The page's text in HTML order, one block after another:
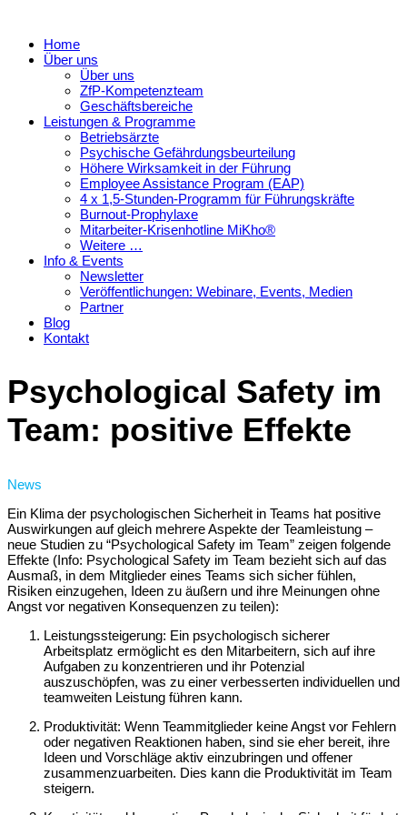
Home
Über uns
Über uns
ZfP-Kompetenzteam
Geschäftsbereiche
Leistungen & Programme
Betriebsärzte
Psychische Gefährdungsbeurteilung
Höhere Wirksamkeit in der Führung
Employee Assistance Program (EAP)
4 x 1,5-Stunden-Programm für Führungskräfte
Burnout-Prophylaxe
Mitarbeiter-Krisenhotline MiKho®
Weitere …
Info & Events
Newsletter
Veröffentlichungen: Webinare, Events, Medien
Partner
Blog
Kontakt
Psychological Safety im
Team: positive Effekte
News
Ein Klima der psychologischen Sicherheit in Teams hat positive
Auswirkungen auf gleich mehrere Aspekte der Teamleistung –
neue Studien zu “Psychological Safety im Team” zeigen folgende
Effekte (Info: Psychological Safety im Team bezieht sich auf das
Ausmaß, in dem Mitglieder eines Teams sich sicher fühlen,
Risiken einzugehen, Ideen zu äußern und ihre Meinungen ohne
Angst vor negativen Konsequenzen zu teilen):
Leistungssteigerung: Ein psychologisch sicherer
Arbeitsplatz ermöglicht es den Mitarbeitern, sich auf ihre
Aufgaben zu konzentrieren und ihr Potenzial
auszuschöpfen, was zu einer verbesserten individuellen und
teamweiten Leistung führen kann.
Produktivität: Wenn Teammitglieder keine Angst vor Fehlern
oder negativen Reaktionen haben, sind sie eher bereit, ihre
Ideen und Vorschläge aktiv einzubringen und offener
zusammenzuarbeiten. Dies kann die Produktivität im Team
steigern.